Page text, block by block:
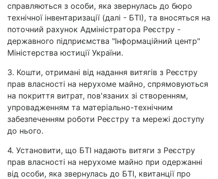
справляються з особи, яка звернулась до бюро
технічної інвентаризації (далі - БТІ), та вносяться на
поточний рахунок Адміністратора Реєстру -
державного підприємства "Інформаційний центр"
Міністерства юстиції України.
3. Кошти, отримані від надання витягів з Реєстру
прав власності на нерухоме майно, спрямовуються
на покриття витрат, пов'язаних зі створенням,
упровадженням та матеріально-технічним
забезпеченням роботи Реєстру та мережі доступу
до нього.
4. Установити, що БТІ надають витяги з Реєстру
прав власності на нерухоме майно при одержанні
від особи, яка звернулась до БТІ, квитанції про